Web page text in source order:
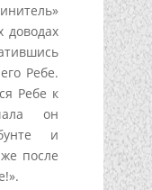
доводах
Ребе.
Ребе к
он
и
после